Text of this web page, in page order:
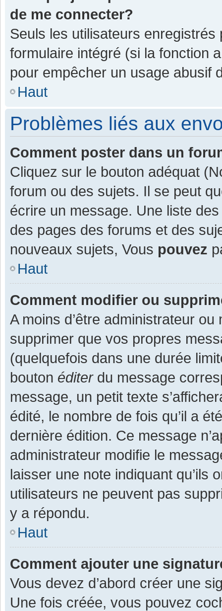
de me connecter?
Seuls les utilisateurs enregistrés
formulaire intégré (si la fonction
pour empêcher un usage abusif
Haut
Problèmes liés aux
Comment poster dans un
Cliquez sur le bouton adéquat
forum ou des sujets. Il se peut
écrire un message. Une liste
des pages des forums et des
nouveaux sujets, Vous pouvez
Haut
Comment modifier ou
A moins d’être administrateur
supprimer que vos propres
(quelquefois dans une durée
bouton éditerdu message
message, un petit texte
édité, le nombre de fois qu’il a
dernière édition. Ce message
administrateur modifie le
laisser une note indiquant qu’ils
utilisateurs ne peuvent pas
y a répondu.
Haut
Comment ajouter une
Vous devez d’abord créer une
Une fois créée, vous pouvez